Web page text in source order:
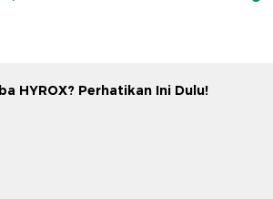
HYROX? Perhatikan Ini Dulu!